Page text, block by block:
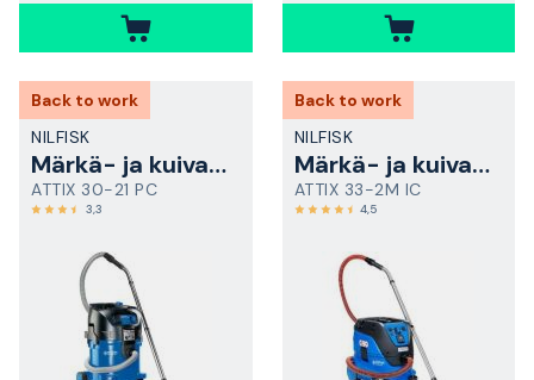
Back to work
NILFISK
Märkä- ja kuivaimuri
ATTIX 30-21 PC
3,3
Back to work
NILFISK
Märkä- ja kuivaimuri
ATTIX 33-2M IC
4,5